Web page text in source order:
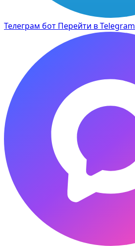
Телеграм бот Перейти в Telegram